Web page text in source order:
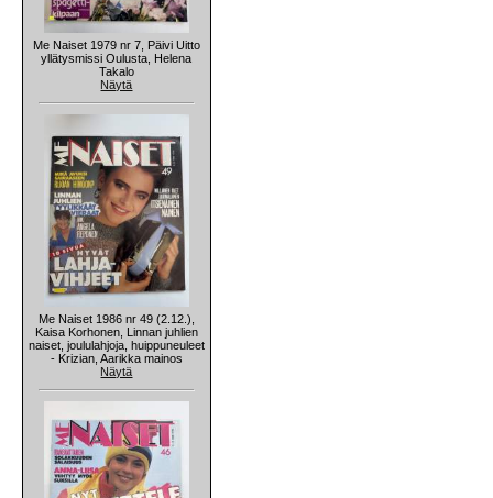
Me Naiset 1979 nr 7, Päivi Uitto
yllätysmissi Oulusta, Helena
Takalo
Näytä
Me Naiset 1986 nr 49 (2.12.),
Kaisa Korhonen, Linnan juhlien
naiset, joululahjoja, huippuneuleet
- Krizian, Aarikka mainos
Näytä